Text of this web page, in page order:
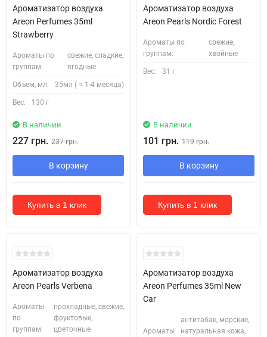
Ароматизатор воздуха
Areon Perfumes 35ml
Strawberry
Ароматы по
группам:
свежие, сладкие,
ягодные
Объем, мл: 35мл ( ≈ 1-4 месяца)
Вес: 130 г
В наличии
227 грн. 237 грн.
В корзину
Купить в 1 клик
Ароматизатор воздуха
Areon Pearls Nordic Forest
Ароматы по
группам:
свежие,
хвойные
Вес: 31 г
В наличии
101 грн. 119 грн.
В корзину
Купить в 1 клик
Ароматизатор воздуха
Areon Pearls Verbena
Ароматы
по
группам:
прохладные, свежие,
фруктовые,
цветочные
Ароматизатор воздуха
Areon Perfumes 35ml New
Car
Ароматы
антитабак, морские,
натуральная кожа,